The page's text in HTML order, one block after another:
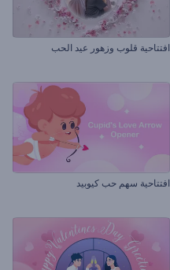
افتتاحية قلوب وزهور عيد الحب
افتتاحية سهم حب كيوبيد